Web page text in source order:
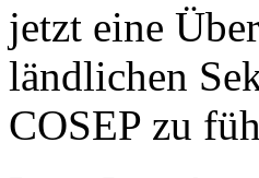
jetzt eine
ländlichen
COSEP zu